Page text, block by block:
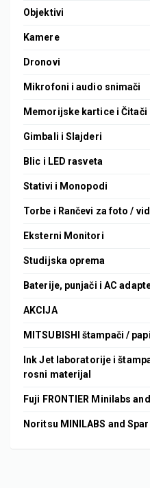
Objektivi
Kamere
Dronovi
Mikrofoni i audio snimači
Memorijske kartice i Čitači
Gimbali i Slajderi
Blic i LED rasveta
Stativi i Monopodi
Torbe i Rančevi za foto /
Eksterni Monitori
Studijska oprema
Baterije, punjači i AC
AKCIJA
MITSUBISHI štampači /
Ink Jet laboratorije i
rosni materijal
Fuji FRONTIER Minilabs
Noritsu MINILABS and